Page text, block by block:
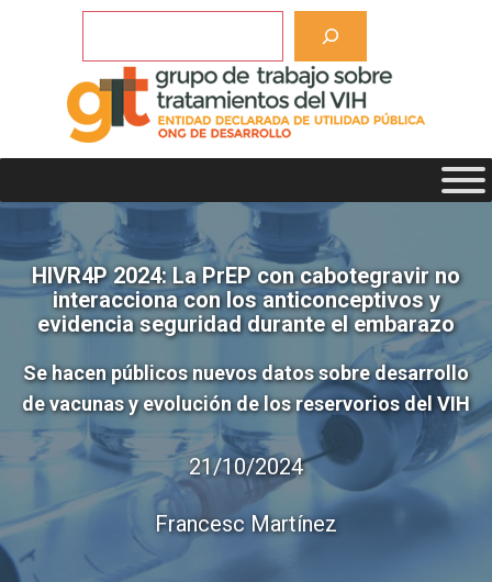
HIVR4P 2024: La PrEP con cabotegravir no
interacciona con los anticonceptivos y
evidencia seguridad durante el embarazo
Se hacen públicos nuevos datos sobre desarrollo
de vacunas y evolución de los reservorios del VIH
21/10/2024
Francesc Martínez